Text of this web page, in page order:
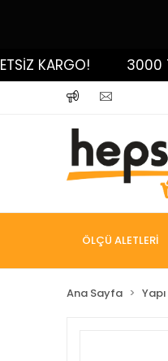
KARGO! 3000 TL
ÖLÇÜ ALETLERİ
Ana Sayfa